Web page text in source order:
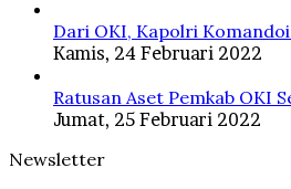
Dari OKI, Kapolri
Kamis, 24 Februari 2022
Ratusan Aset Pemkab OKI
Jumat, 25 Februari 2022
Newsletter